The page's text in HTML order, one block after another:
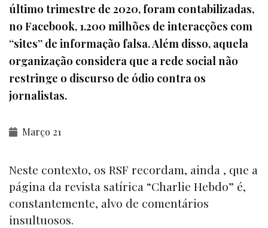
último trimestre de 2020, foram contabilizadas,
no Facebook, 1.200 milhões de interacções com
“sites” de informação falsa. Além disso, aquela
organização considera que a rede social não
restringe o discurso de ódio contra os
jornalistas.
Março 21
Neste contexto, os RSF recordam, ainda , que a
página da revista satírica “Charlie Hebdo” é,
constantemente, alvo de comentários
insultuosos.